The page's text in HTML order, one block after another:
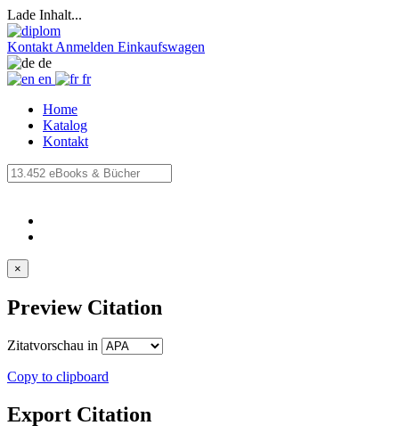
Lade Inhalt...
Kontakt Anmelden Einkaufswagen
de
en
fr
Home
Katalog
Kontakt
×
Preview Citation
Zitatvorschau in
Copy to clipboard
Export Citation